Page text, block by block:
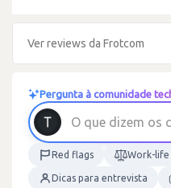
Ver reviews da Frotcom
Pergunta à comunidade
O que d izem os c
Red flags Work-life
Dicas para entrevista